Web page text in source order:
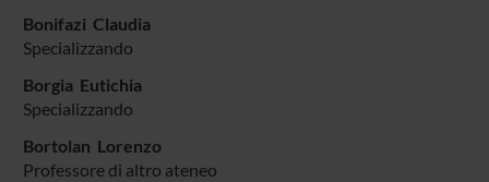
Bonifazi Claudia
Specializzando
Borgia Eutichia
Specializzando
Bortolan Lorenzo
Professore di altro ateneo